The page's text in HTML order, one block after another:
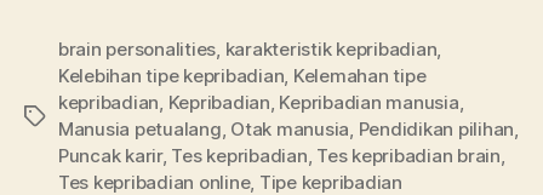
Tags
brain personalities karakteristik kepribadian
Kelebihan tipe kepribadian Kelemahan tipe
kepribadian Kepribadian Kepribadian manusia
Manusia petualang Otak manusia Pendidikan pilihan
Puncak karir, Tes kepribadian Tes kepribadian brain
Tes kepribadian online, Tipe kepribadian